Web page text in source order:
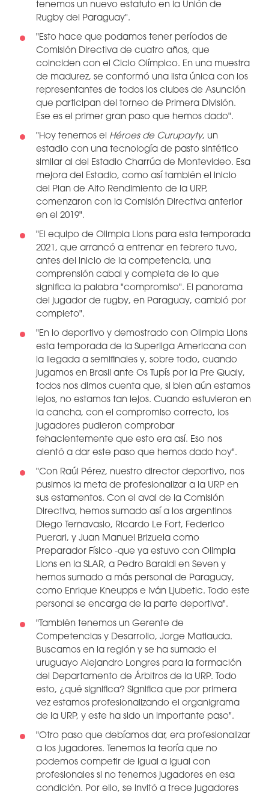
tenemos un nuevo estatuto en la Unión de
Rugby del Paraguay".
"Esto hace que podamos tener períodos de
Comisión Directiva de cuatro años, que
coinciden con el Ciclo Olímpico. En una muestra
de madurez, se conformó una lista única con los
representantes de todos los clubes de Asunción
que participan del torneo de Primera División.
Ese es el primer gran paso que hemos dado".
"Hoy tenemos el Héroes de Curupayty, un
estadio con una tecnología de pasto sintético
similar al del Estadio Charrúa de Montevideo. Esa
mejora del Estadio, como así también el inicio
del Plan de Alto Rendimiento de la URP,
comenzaron con la Comisión Directiva anterior
en el 2019".
"El equipo de Olimpia Lions para esta temporada
2021, que arrancó a entrenar en febrero tuvo,
antes del inicio de la competencia, una
comprensión cabal y completa de lo que
significa la palabra "compromiso". El panorama
del jugador de rugby, en Paraguay, cambió por
completo".
"En lo deportivo y demostrado con Olimpia Lions
esta temporada de la Superliga Americana con
la llegada a semifinales y, sobre todo, cuando
jugamos en Brasil ante Os Tupís por la Pre Qualy,
todos nos dimos cuenta que, si bien aún estamos
lejos, no estamos tan lejos. Cuando estuvieron en
la cancha, con el compromiso correcto, los
jugadores pudieron comprobar
fehacientemente que esto era así. Eso nos
alentó a dar este paso que hemos dado hoy".
"Con Raúl Pérez, nuestro director deportivo, nos
pusimos la meta de profesionalizar a la URP en
sus estamentos. Con el aval de la Comisión
Directiva, hemos sumado así a los argentinos
Diego Ternavasio, Ricardo Le Fort, Federico
Puerari, y Juan Manuel Brizuela como
Preparador Físico -que ya estuvo con Olimpia
Lions en la SLAR, a Pedro Baraldi en Seven y
hemos sumado a más personal de Paraguay,
como Enrique Kneupps e Iván Ljubetic. Todo este
personal se encarga de la parte deportiva".
"También tenemos un Gerente de
Competencias y Desarrollo, Jorge Matiauda.
Buscamos en la región y se ha sumado el
uruguayo Alejandro Longres para la formación
del Departamento de Árbitros de la URP. Todo
esto, ¿qué significa? Significa que por primera
vez estamos profesionalizando el organigrama
de la URP, y este ha sido un importante paso".
"Otro paso que debíamos dar, era profesionalizar
a los jugadores. Tenemos la teoría que no
podemos competir de igual a igual con
profesionales si no tenemos jugadores en esa
condición. Por ello, se invitó a trece jugadores